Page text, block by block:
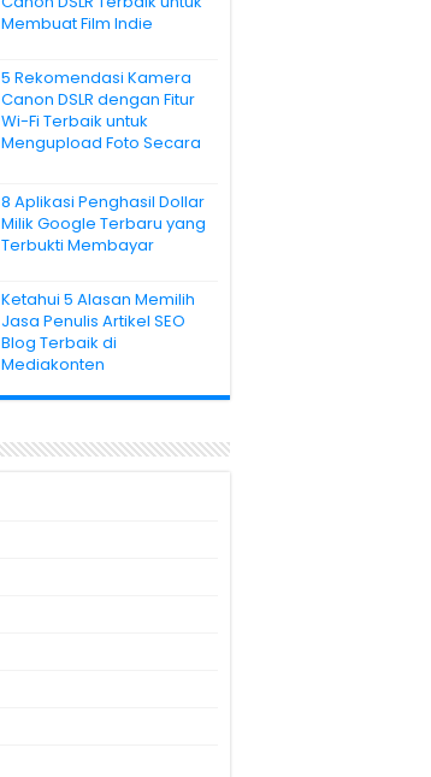
Membuat Film Indie
5 Rekomendasi Kamera
Canon DSLR dengan Fitur
Wi-Fi Terbaik untuk
Mengupload Foto Secara
8 Aplikasi Penghasil Dollar
Milik Google Terbaru yang
Terbukti Membayar
Ketahui 5 Alasan Memilih
Jasa Penulis Artikel SEO
Blog Terbaik di
Mediakonten